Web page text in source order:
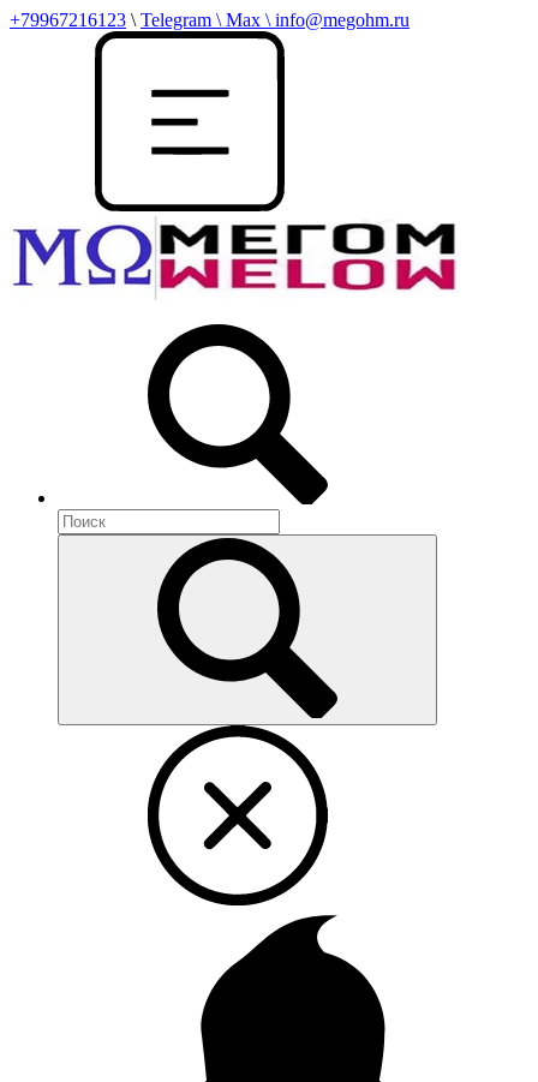
+79967216123 \ Telegram \ Max \ info@megohm.ru